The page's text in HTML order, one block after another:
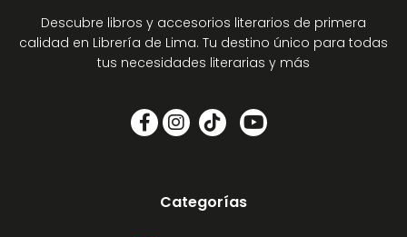
Descubre libros y accesorios literarios de primera
calidad en Librería de Lima. Tu destino único para todas
tus necesidades literarias y más
Categorías